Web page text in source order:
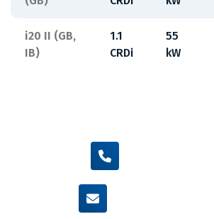
i20 II (GB,
IB)
1.1
CRDi
55
kW